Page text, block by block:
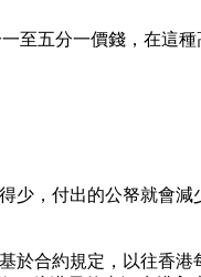
五分一價錢，在這
，付出的公帑就會減
合約規定，以往香